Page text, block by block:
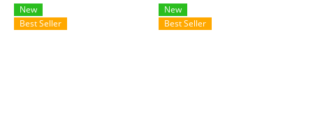
New
Best Seller
New
Best Seller